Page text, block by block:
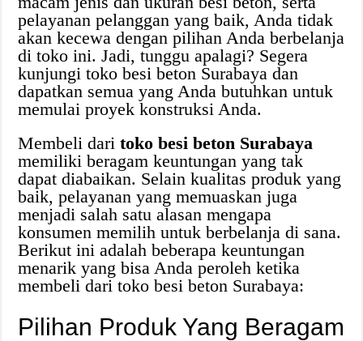
pelayanan pelanggan yang baik, Anda tidak
akan kecewa dengan pilihan Anda berbelanja
di toko ini. Jadi, tunggu apalagi? Segera
kunjungi toko besi beton Surabaya dan
dapatkan semua yang Anda butuhkan untuk
memulai proyek konstruksi Anda.
Membeli daritoko besi beton Surabaya
memiliki beragam keuntungan yang tak
dapat diabaikan. Selain kualitas produk yang
baik, pelayanan yang memuaskan juga
menjadi salah satu alasan mengapa
konsumen memilih untuk berbelanja di sana.
Berikut ini adalah beberapa keuntungan
menarik yang bisa Anda peroleh ketika
membeli dari toko besi beton Surabaya:
Pilihan Produk Yang Beragam